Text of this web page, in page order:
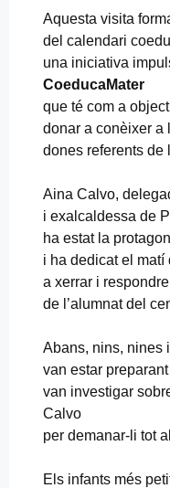
Aquesta visita
del calendari
una iniciativa
CoeducaMater
que té com a
donar a conèixer a
dones referents de
Aina Calvo,
i exalcaldessa de
ha estat la
i ha dedicat el matí
a xerrar i
de l’alumnat del
Abans, nins, nines
van estar
van investigar
Calvo
per demanar-li tot
Els infants més